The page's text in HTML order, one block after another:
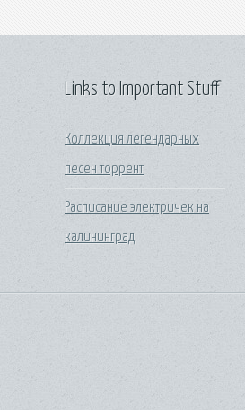
Links to Important Stuff
Коллекция легендарных
песен торрент
Расписание электричек на
калининград